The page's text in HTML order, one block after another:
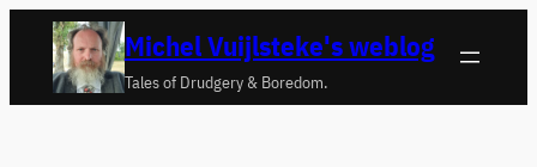
naar
Michel Vuijlsteke's weblog
Tales of Drudgery & Boredom.